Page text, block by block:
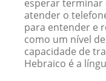
esperar terminar
atender o
para entender e
como um nível
capacidade de
Hebraico é a